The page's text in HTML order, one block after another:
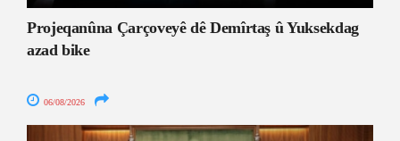
Projeqanûna Çarçoveyê dê Demîrtaş û Yuksekdag
azad bike
06/08/2026